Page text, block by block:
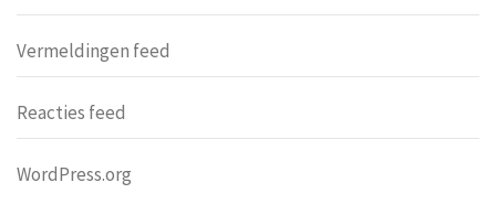
Vermeldingen feed
Reacties feed
WordPress.org